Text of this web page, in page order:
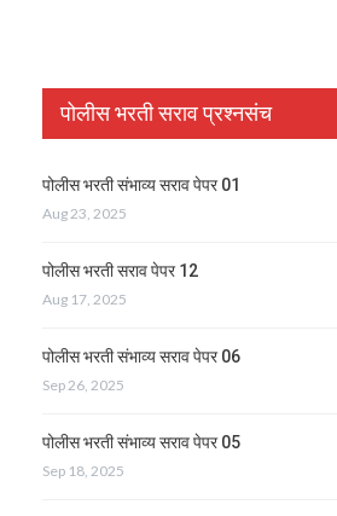
पोलीस भरती सराव प्रश्नसंच
पोलीस भरती संभाव्य सराव पेपर 01
Aug 23, 2025
पोलीस भरती सराव पेपर 12
Aug 17, 2025
पोलीस भरती संभाव्य सराव पेपर 06
Sep 26, 2025
पोलीस भरती संभाव्य सराव पेपर 05
Sep 18, 2025